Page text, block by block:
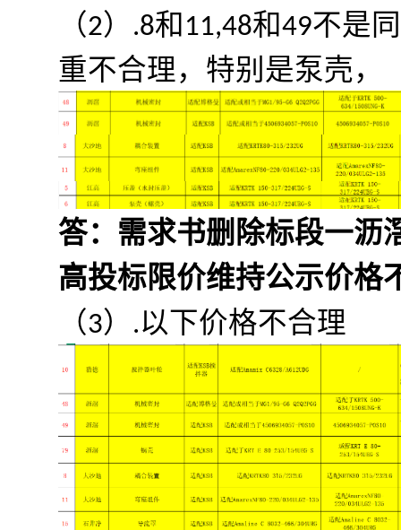
（2）.8和11,48和49不
重不合理，特别是泵壳，
答：需求书删除标段一沥
高投标限价维持公示价格
（3）.以下价格不合理